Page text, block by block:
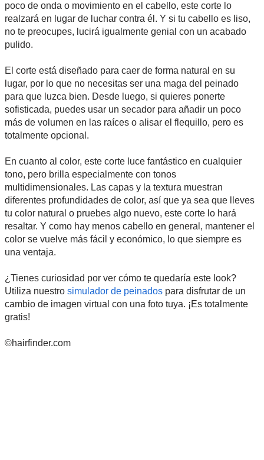
poco de onda o movimiento en el cabello, este corte lo
realzará en lugar de luchar contra él. Y si tu cabello es liso,
no te preocupes, lucirá igualmente genial con un acabado
pulido.
El corte está diseñado para caer de forma natural en su
lugar, por lo que no necesitas ser una maga del peinado
para que luzca bien. Desde luego, si quieres ponerte
sofisticada, puedes usar un secador para añadir un poco
más de volumen en las raíces o alisar el flequillo, pero es
totalmente opcional.
En cuanto al color, este corte luce fantástico en cualquier
tono, pero brilla especialmente con tonos
multidimensionales. Las capas y la textura muestran
diferentes profundidades de color, así que ya sea que lleves
tu color natural o pruebes algo nuevo, este corte lo hará
resaltar. Y como hay menos cabello en general, mantener el
color se vuelve más fácil y económico, lo que siempre es
una ventaja.
¿Tienes curiosidad por ver cómo te quedaría este look?
Utiliza nuestro simulador de peinados para disfrutar de un
cambio de imagen virtual con una foto tuya. ¡Es totalmente
gratis!
©hairfinder.com